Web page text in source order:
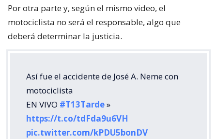
Por otra parte y, según el mismo video, el
motociclista no será el responsable, algo que
deberá determinar la justicia.
Así fue el accidente de José A. Neme con
motociclista
EN VIVO #T13Tarde»
https://t.co/tdFda9u6VH
pic.twitter.com/kPDU5bonDV